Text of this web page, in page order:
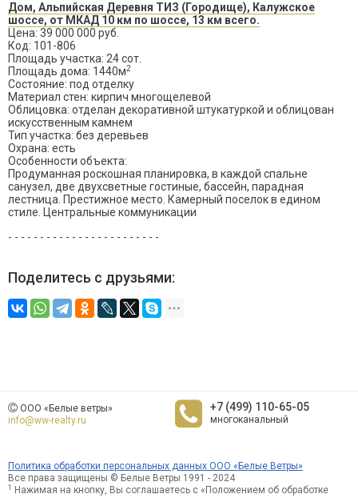
Дом, Альпийская Деревня ТИЗ (Городище), Калужское
шоссе, от МКАД 10 км по шоссе, 13 км всего.
Цена: 39 000 000 руб.
Код: 101-806
Площадь участка: 24 сот.
Площадь дома: 1440м2
Состояние: под отделку
Материал стен: кирпич многощелевой
Облицовка: отделан декоративной штукатуркой и облицован
искусственным камнем
Тип участка: без деревьев
Охрана: есть
Особенности объекта:
Продуманная роскошная планировка, в каждой спальне
санузел, две двухсветные гостиные, бассейн, парадная
лестница. Престижное место. Камерный поселок в едином
стиле. Центральные коммуникации
- - - - - - - - - - - - - - - - - - - - - - - -
Поделитесь с друзьями:
ООО «Белые ветры»
info@ww-realty.ru
+7 (499) 110-65-05
многоканальный
Политика обработки персональных данных ООО «Белые Ветры»
Все права защищены © Белые Ветры 1991 - 2024
1
Нажимая на кнопку, Вы соглашаетесь с «Положением об обработке